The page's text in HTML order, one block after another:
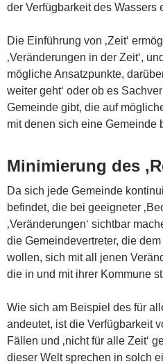
der Verfügbarkeit des Wassers
Die Einführung von ‚Zeit‘
‚Veränderungen in der Zeit‘,
mögliche Ansatzpunkte,
weiter geht‘ oder ob es
Gemeinde gibt, die auf
mit denen sich eine Gemeinde
Minimierung des
Da sich jede Gemeinde
befindet, die bei geeigneter
‚Veränderungen‘ sichtbar
die Gemeindevertreter, die dem
wollen, sich mit all jenen
die in und mit ihrer Kommune
Wie sich am Beispiel des für
andeutet, ist die Verfügbarkeit
Fällen und ‚nicht für alle Zeit‘
dieser Welt sprechen in solch